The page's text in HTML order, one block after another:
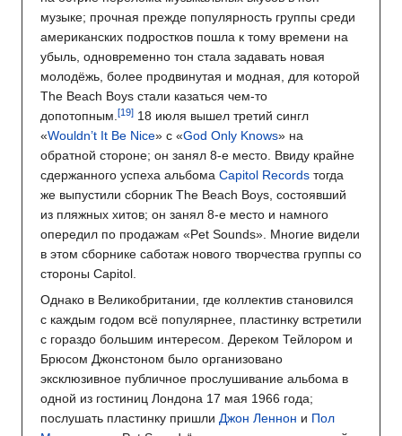
музыке; прочная прежде популярность группы среди
американских подростков пошла к тому времени на
убыль, одновременно тон стала задавать новая
молодёжь, более продвинутая и модная, для которой
The Beach Boys стали казаться чем-то
допотопным.
18 июля вышел третий сингл
«Wouldn’t It Be Nice» с «God Only Knows» на
обратной стороне; он занял 8-е место. Ввиду крайне
сдержанного успеха альбома Capitol Records тогда
же выпустили сборник The Beach Boys, состоявший
из пляжных хитов; он занял 8-е место и намного
опередил по продажам «Pet Sounds». Многие видели
в этом сборнике саботаж нового творчества группы со
стороны Capitol.
Однако в Великобритании, где коллектив становился
с каждым годом всё популярнее, пластинку встретили
с гораздо большим интересом. Дереком Тейлором и
Брюсом Джонстоном было организовано
эксклюзивное публичное прослушивание альбома в
одной из гостиниц Лондона 17 мая 1966 года;
послушать пластинку пришли Джон Леннон и Пол